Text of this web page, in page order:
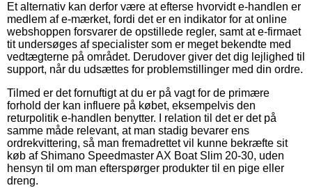
Et alternativ kan derfor være at efterse hvorvidt e-handlen er
medlem af e-mærket, fordi det er en indikator for at online
webshoppen forsvarer de opstillede regler, samt at e-firmaet
tit undersøges af specialister som er meget bekendte med
vedtægterne på området. Derudover giver det dig lejlighed til
support, når du udsættes for problemstillinger med din ordre.
Tilmed er det fornuftigt at du er på vagt for de primære
forhold der kan influere på købet, eksempelvis den
returpolitik e-handlen benytter. I relation til det er det på
samme måde relevant, at man stadig bevarer ens
ordrekvittering, så man fremadrettet vil kunne bekræfte sit
køb af Shimano Speedmaster AX Boat Slim 20-30, uden
hensyn til om man efterspørger produkter til en pige eller
dreng.